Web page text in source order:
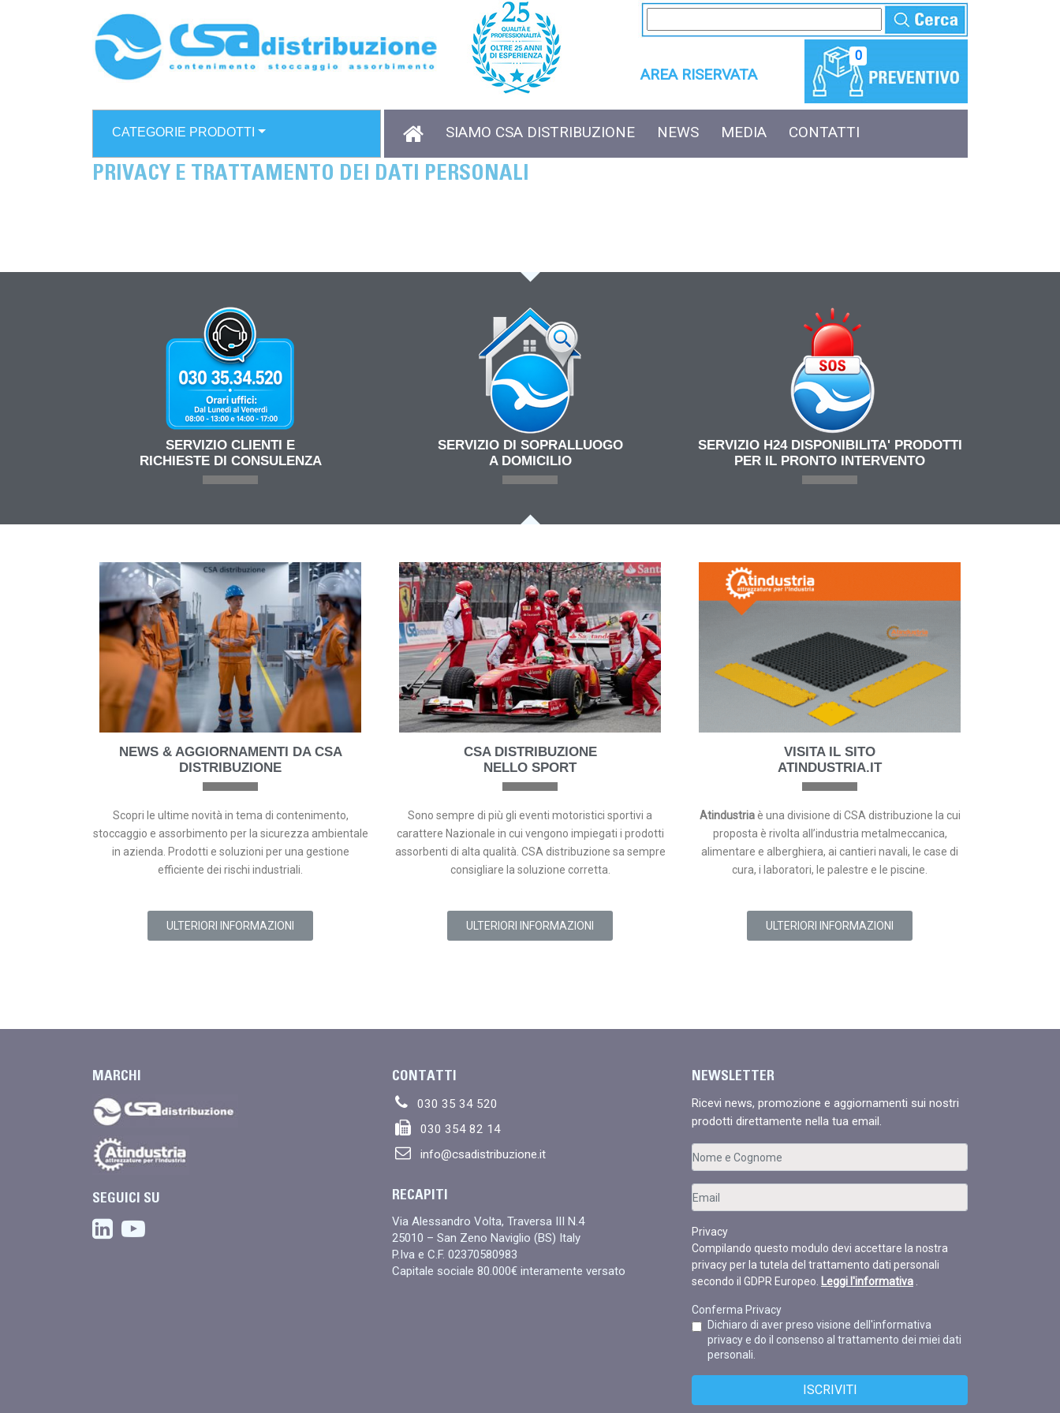
AREA RISERVATA
0
CATEGORIE PRODOTTI SIAMO CSA DISTRIBUZIONE NEWS MEDIA CONTATTI
PRIVACY E TRATTAMENTO DEI DATI PERSONALI
SERVIZIO CLIENTI E
RICHIESTE DI CONSULENZA
SERVIZIO DI SOPRALLUOGO
A DOMICILIO
SERVIZIO H24 DISPONIBILITA' PRODOTTI
PER IL PRONTO INTERVENTO
NEWS & AGGIORNAMENTI DA CSA
DISTRIBUZIONE
Scopri le ultime novità in tema di contenimento,
stoccaggio e assorbimento per la sicurezza ambientale
in azienda. Prodotti e soluzioni per una gestione
efficiente dei rischi industriali.
ULTERIORI INFORMAZIONI
CSA DISTRIBUZIONE
NELLO SPORT
Sono sempre di più gli eventi motoristici sportivi a
carattere Nazionale in cui vengono impiegati i prodotti
assorbenti di alta qualità. CSA distribuzione sa sempre
consigliare la soluzione corretta.
ULTERIORI INFORMAZIONI
VISITA IL SITO
ATINDUSTRIA.IT
Atindustriaè una divisione di CSA distribuzione la cui
proposta è rivolta all’industria metalmeccanica,
alimentare e alberghiera, ai cantieri navali, le case di
cura, i laboratori, le palestre e le piscine.
ULTERIORI INFORMAZIONI
MARCHI
SEGUICI SU
CONTATTI
030 35 34 520
030 354 82 14
info@csadistribuzione.it
RECAPITI
Via Alessandro Volta, Traversa III N.4
25010 – San Zeno Naviglio (BS) Italy
P.Iva e C.F. 02370580983
Capitale sociale 80.000€ interamente versato
NEWSLETTER
Ricevi news, promozione e aggiornamenti sui nostri
prodotti direttamente nella tua email.
Privacy
Compilando questo modulo devi accettare la nostra
privacy per la tutela del trattamento dati personali
secondo il GDPR Europeo. Leggi l'informativa
Conferma Privacy
Dichiaro di aver preso visione dell'informativa
privacy e do il consenso al trattamento dei miei dati
personali.
ISCRIVITI